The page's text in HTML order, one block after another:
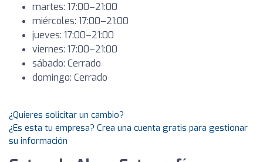
martes: 17:00–21:00
miércoles: 17:00–21:00
jueves: 17:00–21:00
viernes: 17:00–21:00
sábado: Cerrado
domingo: Cerrado
¿Quieres solicitar un cambio?
¿Es esta tu empresa? Crea una cuenta gratis para gestionar
su información